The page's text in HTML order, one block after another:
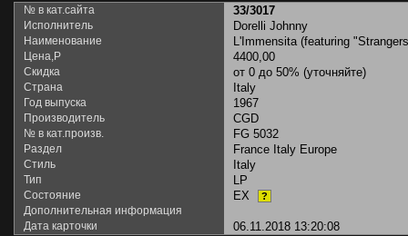
№ в кат.сайта 33/3017
Исполнитель Dorelli Johnny
Наименование L'Immensita (featuring
Цена,Р 4400,00
Скидка от 0 до 50% (уточняйте)
Страна Italy
Год выпуска 1967
Производитель CGD
№ в кат.произв. FG 5032
Раздел France Italy Europe
Стиль Italy
Тип LP
Состояние EX ?
Дополнительная информация
Дата карточки
06.11.2018 13:20:08